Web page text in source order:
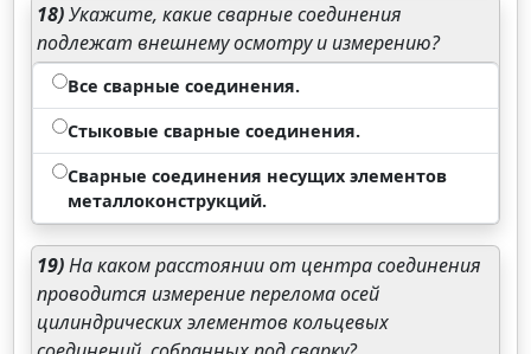
18)Укажите, какие сварные соединения
подлежат внешнему осмотру и измерению?
Все сварные соединения.
Стыковые сварные соединения.
Сварные соединения несущих элементов
металлоконструкций.
19)На каком расстоянии от центра соединения
проводится измерение перелома осей
цилиндрических элементов кольцевых